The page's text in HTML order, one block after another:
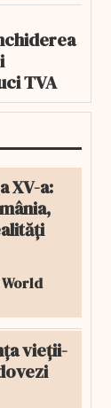
TVA
XV-a:
vieții-